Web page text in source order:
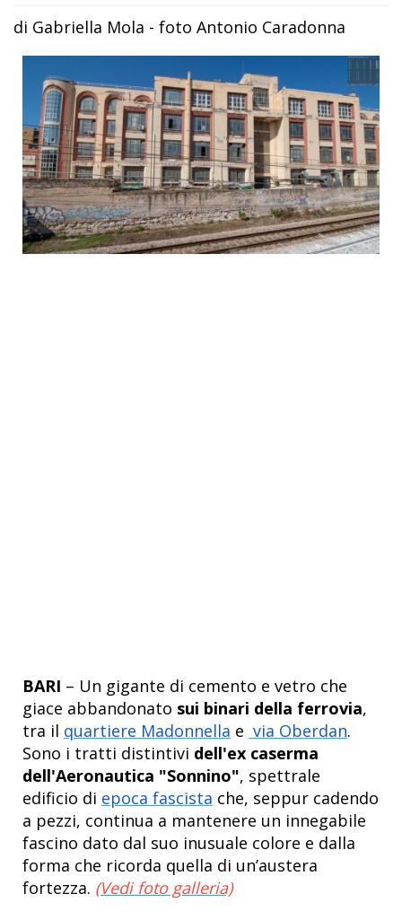
di Gabriella Mola - foto Antonio Caradonna
BARI – Un gigante di cemento e vetro che
giace abbandonato sui binari della ferrovia,
tra il quartiere Madonnella e via Oberdan.
Sono i tratti distintivi dell'ex caserma
dell'Aeronautica "Sonnino", spettrale
edificio di epoca fascista che, seppur cadendo
a pezzi, continua a mantenere un innegabile
fascino dato dal suo inusuale colore e dalla
forma che ricorda quella di un’austera
fortezza. (Vedi foto galleria)